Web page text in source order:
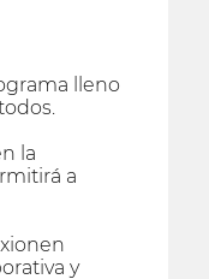
lleno
la
a
y